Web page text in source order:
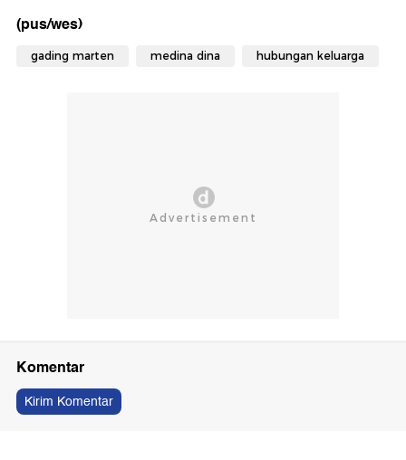
(pus/wes)
gading marten medina dina hubungan keluarga
Komentar
Kirim Komentar